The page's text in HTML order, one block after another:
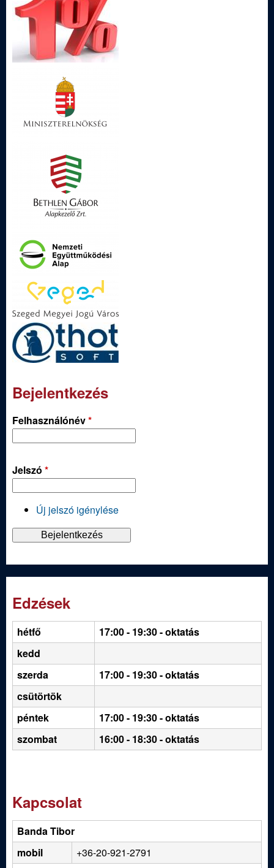
Bejelentkezés
Felhasználónév*
Jelszó *
Új jelszó igénylése
Edzések
hétfő 17:00 - 19:30- oktatás
kedd
szerda
17:00 - 19:30 - oktatás
csütörtök
péntek
17:00 - 19:30 - oktatás
szombat
16:00 - 18:30 - oktatás
Kapcsolat
Banda Tibor
mobil
+36-20-921-2791